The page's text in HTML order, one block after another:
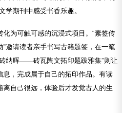
学期刊中感受书香乐趣。
为可触可感的沉浸式项目。“素签传
请读者亲手书写古籍题签，在一笔
纳晖——砖瓦陶文拓印题跋雅集”则让
，完成属于自己的拓印作品。有读
自己很远，体验后才发觉古人的生